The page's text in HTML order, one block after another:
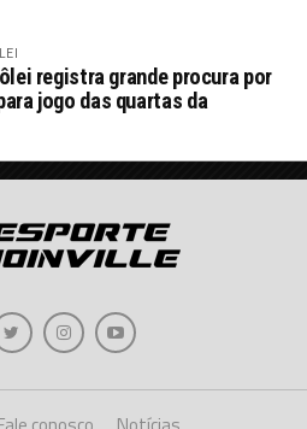
registra grande procura por
jogo das quartas da